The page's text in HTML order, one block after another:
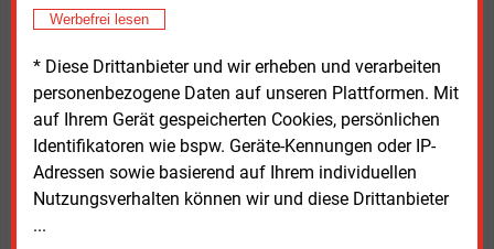
Werbefrei lesen
* Diese Drittanbieter und wir erheben und verarbeiten
personenbezogene Daten auf unseren Plattformen. Mit
auf Ihrem Gerät gespeicherten Cookies, persönlichen
Identifikatoren wie bspw. Geräte-Kennungen oder IP-
Adressen sowie basierend auf Ihrem individuellen
Nutzungsverhalten können wir und diese Drittanbieter
...
Eine richtige Regulierung könne dafür wichtige
Netzentgelte so gestalten, dass ausreichend und an
den richtigen Stellen in den Netzausbau investiert
werde. Dabei müsse das Interesse der Verbraucher an
erschwinglichen Energiepreisen ebenso
berücksichtigt werden wie die Notwendigkeit, eine
ausreichende Rendite für Investitionen in neue
Leitungen oder Speicher sicherzustellen.